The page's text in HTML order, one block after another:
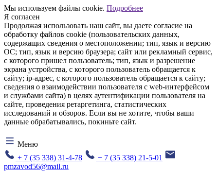
Мы используем файлы cookie. Подробнее
Я согласен
Продолжая использовать наш сайт, вы даете согласие на
обработку файлов cookie (пользовательских данных,
содержащих сведения о местоположении; тип, язык и версию
ОС; тип, язык и версию браузера; сайт или рекламный сервис,
с которого пришел пользователь; тип, язык и разрешение
экрана устройства, с которого пользователь обращается к
сайту; ip-адрес, с которого пользователь обращается к сайту;
сведения о взаимодействии пользователя с web-интерфейсом
и службами сайта) в целях аутентификации пользователя на
сайте, проведения ретаргетинга, статистических
исследований и обзоров. Если вы не хотите, чтобы ваши
данные обрабатывались, покиньте сайт.
Меню
+ 7 (35 338) 31-4-78
+ 7 (35 338) 21-5-01
pmzavod56@mail.ru